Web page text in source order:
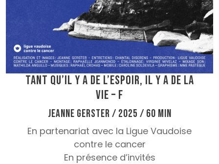
Tant qu’il y a de l’espoir, il y a de la
vie – F
Jeanne Gerster / 2025 / 60 min
En partenariat avec la Ligue Vaudoise
contre le cancer
En présence d’invités